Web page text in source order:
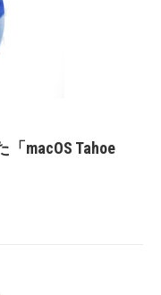
macOS Tahoe